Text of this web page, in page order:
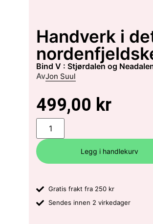
Handverk i
Bind V : Stjørdalen og
AvJon Suul
499,00 kr
Legg i handlekurv
Gratis frakt fra 250 kr
Sendes innen 2 virkedager